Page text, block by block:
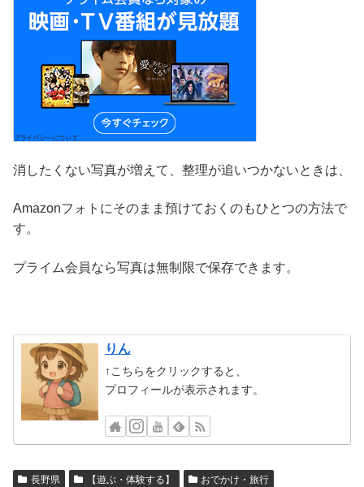
消したくない写真が増えて、整理が追いつかないときは、
Amazonフォトにそのまま預けておくのもひとつの方法で
す。
プライム会員なら写真は無制限で保存できます。
りん
↑こちらをクリックすると、
プロフィールが表示されます。
長野県 【遊ぶ・体験する】 おでかけ・旅行